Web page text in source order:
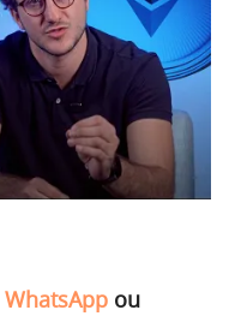
WhatsApp ou